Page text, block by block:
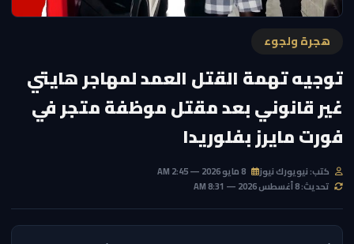
هجرة ولجوء
توجيه تهمة القتل العمد لمهاجر هايتي
غير قانوني بعد مقتل موظفة متجر في
فورت مايرز بفلوريدا
كتب: نيويورك نيوز
تحديث: 8 أغسطس 2026 — 8:31 AM